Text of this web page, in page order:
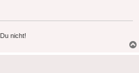
nicht!